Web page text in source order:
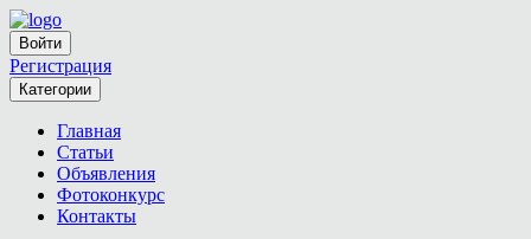
Войти
Регистрация
Категории
Главная
Статьи
Объявления
Фотоконкурс
Контакты